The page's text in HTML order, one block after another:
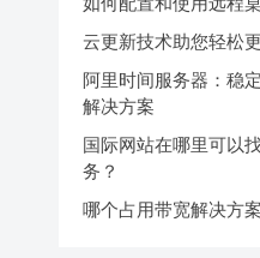
云更新技术助您轻松
阿里时间服务器：稳
解决方案
国际网站在哪里可以
务？
哪个占用带宽解决方